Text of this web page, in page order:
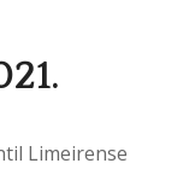
Limeirense